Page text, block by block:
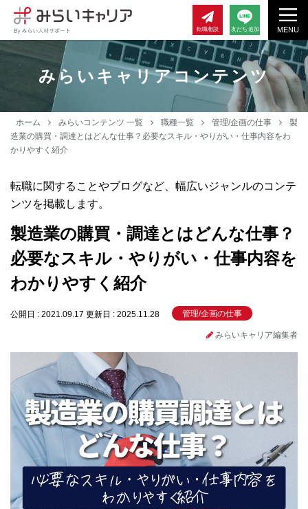
MENU
転職相談 友だち追加
みらいキャリアコンテンツ
ホーム みらいコンテンツ 一覧 職種一覧 管理/企画の仕事
製
造業の購買・調達とはどんな仕事？必要なスキル・やりがい・仕事内容をわ
かりやすく紹介
転職に関することやブログなど、幅広いジャンルのコンテ
ンツを掲載します。
製造業の購買・調達とはどんな仕事？
必要なスキル・やりがい・仕事内容を
わかりやすく紹介
公開日 : 2021.09.17 更新日 : 2025.11.28 管理/企画の仕事
みらいキャリア編集者